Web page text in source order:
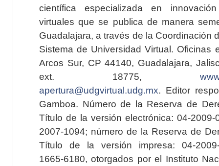
científica especializada en
virtuales que se publica de manera
Guadalajara, a través de la Coordinación
Sistema de Universidad Virtual. Oficinas
Arcos Sur, CP 44140, Guadalajara,
ext. 18775,
apertura@udgvirtual.udg.mx. Editor
Gamboa. Número de la Reserva de
Título de la versión electrónica: 04-2009-
2007-1094; número de la Reserva de
Título de la versión impresa: 04-2009-
1665-6180, otorgados por el Instituto